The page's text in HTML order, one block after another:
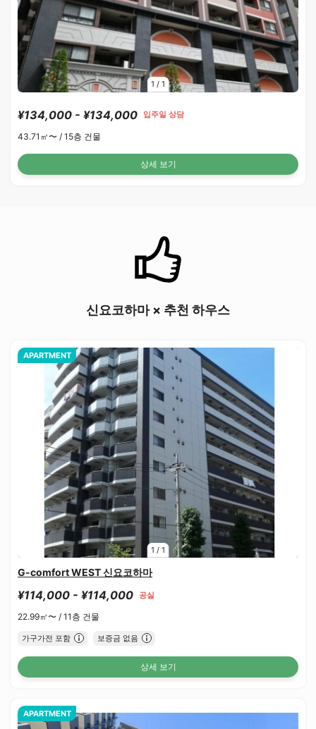
1 / 1
¥134,000 - ¥134,000 입주일 상담
43.71㎡〜 / 15층 건물
상세 보기
신요코하마 × 추천 하우스
1 / 1
APARTMENT
G-comfort WEST 신요코하마
¥114,000 - ¥114,000 공실
22.99㎡〜 / 11층 건물
가구가전 포함 보증금 없음
상세 보기
APARTMENT